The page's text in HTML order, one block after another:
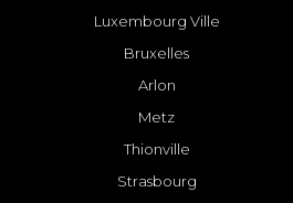
Luxembourg Ville
Bruxelles
Arlon
Metz
Thionville
Strasbourg